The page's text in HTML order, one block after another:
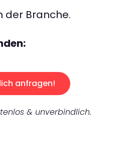
der Branche.
anfragen!
& unverbindlich.